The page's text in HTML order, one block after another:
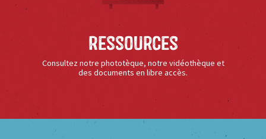
Ressources
Consultez notre phototèque, notre vidéothèque et
des documents en libre accès.